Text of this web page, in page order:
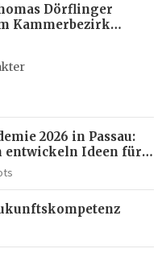
Dörflinger
Kammerbezirk
2026 in Passau:
entwickeln Ideen für